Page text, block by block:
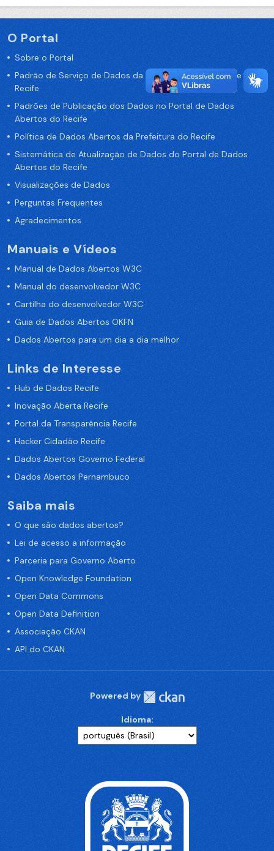
O Portal
Sobre o Portal
Padrão de Serviço de Dados da Prefeitura da Cidade de
Recife
Padrões de Publicação dos Dados no Portal de Dados
Abertos do Recife
Política de Dados Abertos da Prefeitura do Recife
Sistemática de Atualização de Dados do Portal de Dados
Abertos do Recife
Visualizações de Dados
Perguntas Frequentes
Agradecimentos
Manuais e Vídeos
Manual de Dados Abertos W3C
Manual do desenvolvedor W3C
Cartilha do desenvolvedor W3C
Guia de Dados Abertos OKFN
Dados Abertos para um dia a dia melhor
Links de Interesse
Hub de Dados Recife
Inovação Aberta Recife
Portal da Transparência Recife
Hacker Cidadão Recife
Dados Abertos Governo Federal
Dados Abertos Pernambuco
Saiba mais
O que são dados abertos?
Lei de acesso a informação
Parceria para Governo Aberto
Open Knowledge Foundation
Open Data Commons
Open Data Definition
Associação CKAN
API do CKAN
Powered by
Idioma